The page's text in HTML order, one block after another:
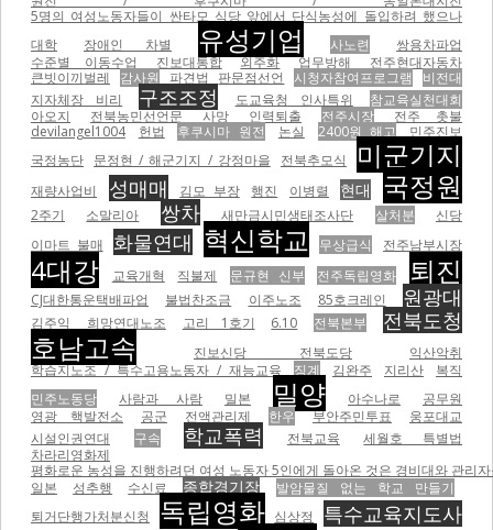
5명의 여성노동자들이 싼타모 식당 앞에서 단식농성에 돌입하려 했으나
대학
장애인 차별 유성기업 사노련
쌍용차파업
수준별 이동수업
진보대통합 외주화 업무방해
전주현대자동차
큰빗이끼벌레
감사원 파견법 판문점선언 시청자참여프로그램
비전대
지자체장 비리
구조조정 도교육청 인사특위
참교육실천대회
아오지
전북농민선언문 사망 인력퇴출 전주시장
전주 촛불
devilangel1004
헌법 후쿠시마 원전 논실 2400원 해고
민주진보
국정농단 문정현 / 해군기지 / 강정마을 전북추모식 미군기지
재량사업비 성매매 김모 부장 행진 이병렬 현대 국정원
2주기 소말리아 쌍차 새만금시민생태조사단 살처분
신당
이마트 불매
화물연대 혁신학교 무상급식 전주남부시장
4대강 교육개혁 직불제 문규현 신부 전주독립영화 퇴진
CJ대한통운택배파업 불법찬조금 이주노조 85호크레인 원광대
김주익 희망연대노조 고리 1호기 6.10 전북본부 전북도청
호남고속 진보신당 전북도당
익산악취
학습지노조 / 특수고용노동자 / 재능교육
징계 김완주 지리산
복직
민주노동당
사람과 사람 밀본 밀양 아수나로
공무원
영광 핵발전소
공군 전액관리제 한우 부안주민투표
웅포대교
시설인권연대
구속 학교폭력 전북교육
세월호 특별법
차라리영화제
평화로운 농성을 진행하려던 여성 노동자 5인에게 돌아온 것은 경비대와 관
일본
성추행 수신료 종합경기장
발암물질 없는 학교 만들기
퇴거단행가처분신청
독립영화 심상정 특수교육지도사